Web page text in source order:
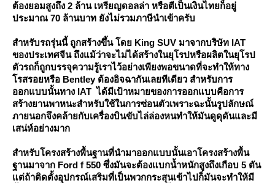
ต้องยอมสูงถึง 2 ล้าน เหรียญดอลล่า หรือตีเป็นเงินไทยก็อยู่
ประมาณ 70 ล้านบาท ยังไม่รวมภาษีนำเข้าครับ
สำหรับรถรุ่นนี้ ถูกสร้างขึ้น โดย King SUV มาจากบริษัท IAT
ของประเทศจีน ถึงแม้ว่าจะไม่ได้สร้างในยุโรปหรือผลิตในยุโรป
ตัวรถก็ถูกบรรจุความรู้เราไว้อย่างเพียงพอขนาดที่จะทำให้ทาง
รสรอยหรือ Bentley ต้องอิจฉากันเลยทีเดียว สำหรับการ
ออกแบบนั้นทาง IAT ได้มีเป้าหมายของการออกแบบคือการ
สร้างยานพาหนะสำหรับใช้ในการซ่อนตัวเพราะฉะนั้นรูปลักษณ์
ภายนอกจึงคล้ายกับเครื่องบินขับไล่ล่องหนทำให้มันดูดุดันและมี
เสน่ห์อย่างมาก
สำหรับโครงสร้างพื้นฐานที่นำมาออกแบบนั้นเอาโครงสร้างพื้น
ฐานมาจาก Ford f 550 ซึ่งมันจะต้องแบกน้ำหนักสูงถึงเกือบ 5 ตัน
ต่ถ้าติดตั้งอุปกรณ์เสริมที่เป็นพวกกระสุนเข้าไปก็มันจะทำให้มี